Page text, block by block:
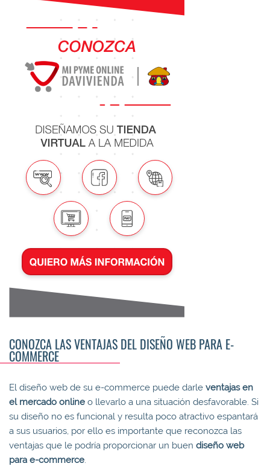
CONOZCA LAS VENTAJAS DEL DISEÑO WEB PARA E-
COMMERCE
El diseño web de su e-commerce puede darle ventajas en
el mercado online o llevarlo a una situación desfavorable. Si
su diseño no es funcional y resulta poco atractivo espantará
a sus usuarios, por ello es importante que reconozca las
ventajas que le podría proporcionar un buen diseño web
para e-commerce.